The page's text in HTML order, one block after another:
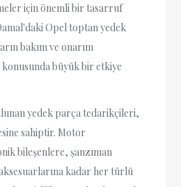
için önemli bir tasarruf
Opel toptan yedek
bakım ve onarım
büyük bir etkiye
yedek parça tedarikçileri,
sahiptir. Motor
bileşenlere, şanzıman
kadar her türlü